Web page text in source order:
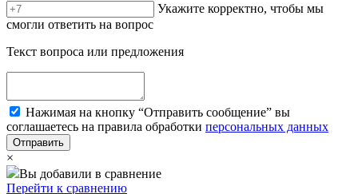
Укажите корректно, чтобы мы
смогли ответить на вопрос
Текст вопроса или предложения
Нажимая на кнопку “Отправить сообщение” вы
соглашаетесь на правила обработки персональных данных
×
Вы добавили в сравнение
Перейти к сравнению